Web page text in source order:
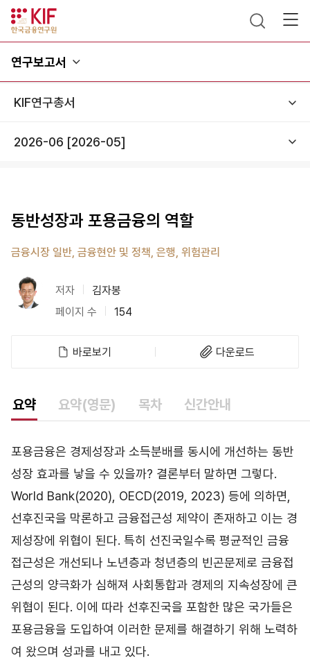
연구보고서
동반성장과 포용금융의 역할
금융시장 일반, 금융현안 및 정책, 은행, 위험관리
저자
김자봉
페이지 수
154
바로보기 다운로드
요약 요약(영문) 목차 신간안내
포용금융은 경제성장과 소득분배를 동시에 개선하는 동반
성장 효과를 낳을 수 있을까? 결론부터 말하면 그렇다.
World Bank(2020), OECD(2019, 2023) 등에 의하면,
선후진국을 막론하고 금융접근성 제약이 존재하고 이는 경
제성장에 위협이 된다. 특히 선진국일수록 평균적인 금융
접근성은 개선되나 노년층과 청년층의 빈곤문제로 금융접
근성의 양극화가 심해져 사회통합과 경제의 지속성장에 큰
위협이 된다. 이에 따라 선후진국을 포함한 많은 국가들은
포용금융을 도입하여 이러한 문제를 해결하기 위해 노력하
여 왔으며 성과를 내고 있다.